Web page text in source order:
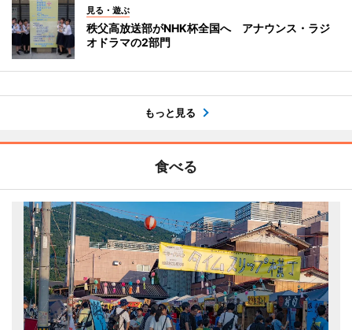
見る・遊ぶ
秩父高放送部がNHK杯全国へ アナウンス・ラジ
オドラマの2部門
もっと見る
食べる